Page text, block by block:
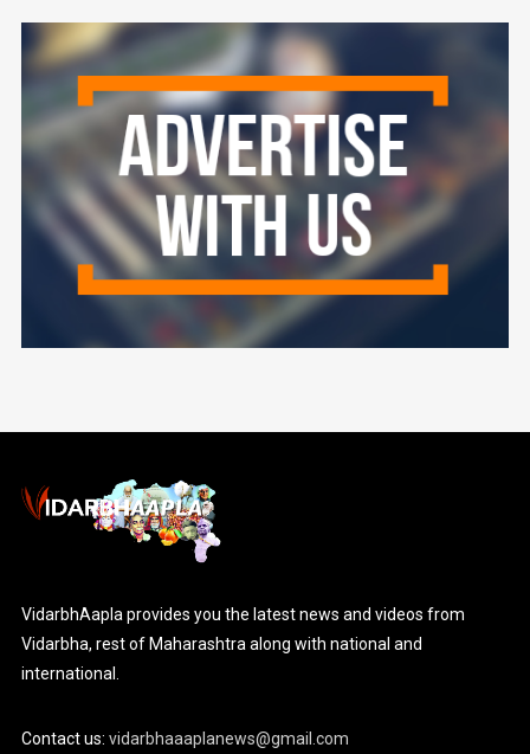
VidarbhAapla provides you the latest news and videos from
Vidarbha, rest of Maharashtra along with national and
international.
Contact us:vidarbhaaaplanews@gmail.com